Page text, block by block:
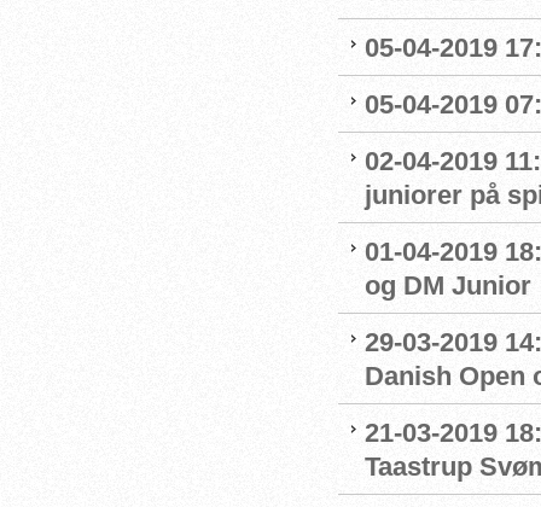
05-04-2019
05-04-2019
02-04-2019
juniorer på
01-04-2019
og DM Junior
29-03-2019
Danish Open
21-03-2019
Taastrup